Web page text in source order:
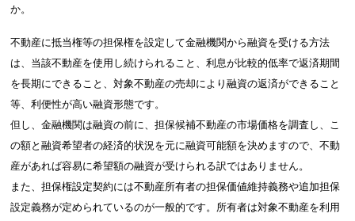
か。
不動産に抵当権等の担保権を設定して金融機関から融資を受ける方法
は、当該不動産を使用し続けられること、利息が比較的低率で返済期間
を長期にできること、対象不動産の売却により融資の返済ができること
等、利便性が高い融資形態です。
但し、金融機関は融資の前に、担保候補不動産の市場価格を調査し、こ
の額と融資希望者の経済的状況を元に融資可能額を決めますので、不動
産があれば容易に希望額の融資が受けられる訳ではありません。
また、担保権設定契約には不動産所有者の担保価値維持義務や追加担保
設定義務が定められているのが一般的です。所有者は対象不動産を利用